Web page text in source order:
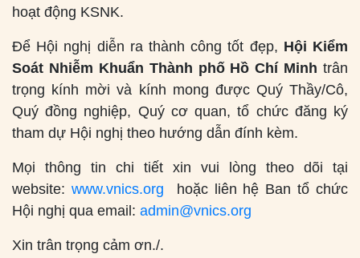
hoạt động KSNK.
Để Hội nghị diễn ra thành công tốt đẹp, Hội Kiểm
Soát Nhiễm Khuẩn Thành phố Hồ Chí Minh trân
trọng kính mời và kính mong được Quý Thầy/Cô,
Quý đồng nghiệp, Quý cơ quan, tổ chức đăng ký
tham dự Hội nghị theo hướng dẫn đính kèm.
Mọi thông tin chi tiết xin vui lòng theo dõi tại
website: www.vnics.org hoặc liên hệ Ban tổ chức
Hội nghị qua email: admin@vnics.org
Xin trân trọng cảm ơn./.